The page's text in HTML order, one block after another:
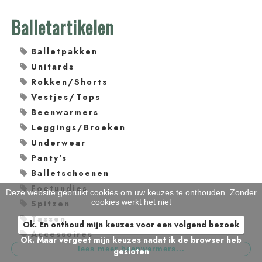
Balletartikelen
Balletpakken
Unitards
Rokken/Shorts
Vestjes/Tops
Beenwarmers
Leggings/Broeken
Underwear
Panty's
Balletschoenen
Footundies
Spitzen
Tassen
Accessoires
Deze website gebruikt cookies om uw keuzes te onthouden. Zonder
cookies werkt het niet
Ok. En onthoud mijn keuzes voor een volgend bezoek
Ok. Maar vergeet mijn keuzes nadat ik de browser heb
gesloten